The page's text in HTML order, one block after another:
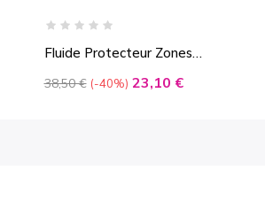
Fluide Protecteur Zones
Prix
38,50 € -40% Prix
23,10 €